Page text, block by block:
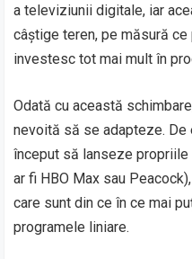
a televiziunii digitale, iar
câștige teren, pe măsură
investesc tot mai mult în
Odată cu această
nevoită să se adapteze. De
început să lanseze
ar fi HBO Max sau
care sunt din ce în ce mai
programele liniare.